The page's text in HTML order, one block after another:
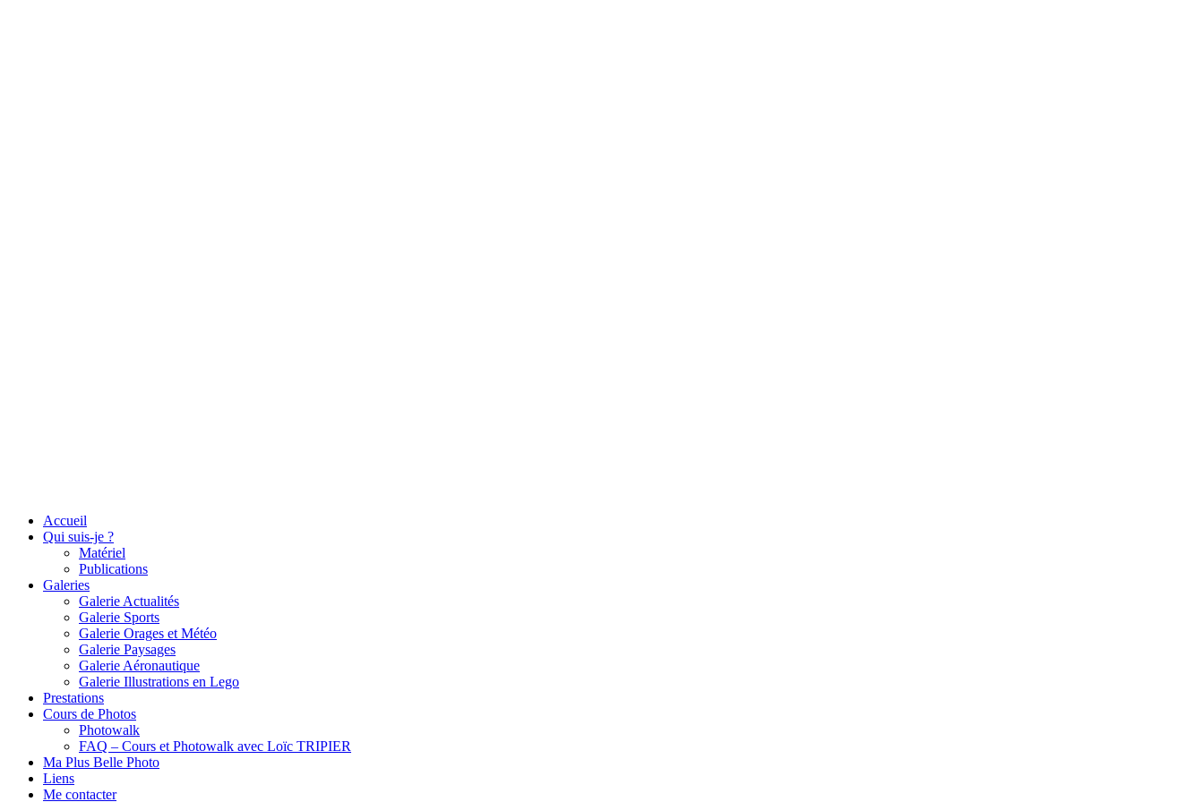
Accueil
Qui suis-je ?
Matériel
Publications
Galeries
Galerie Actualités
Galerie Sports
Galerie Orages et Météo
Galerie Paysages
Galerie Aéronautique
Galerie Illustrations en Lego
Prestations
Cours de Photos
Photowalk
FAQ – Cours et Photowalk avec Loïc TRIPIER
Ma Plus Belle Photo
Liens
Me contacter